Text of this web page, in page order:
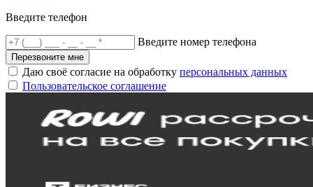
Введите телефон
Введите номер телефона
Перезвоните мне
Даю своё согласие на обработку персональных данных
Пользовательское соглашение